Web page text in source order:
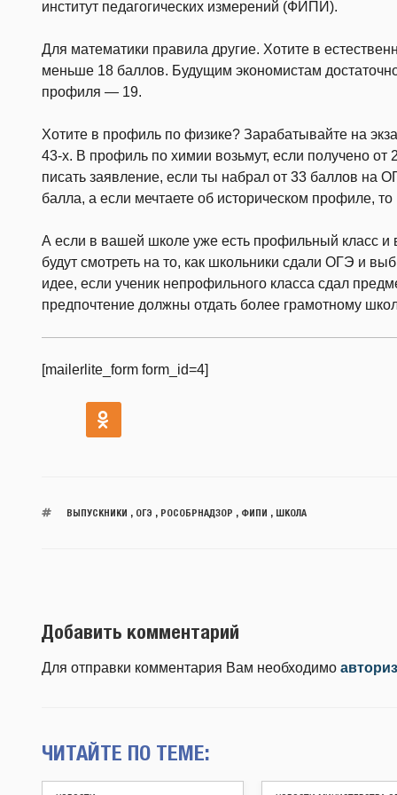
институт педагогических измерений (ФИПИ).
Для математики правила другие. Хотите в
меньше 18 баллов. Будущим экономистам
профиля — 19.
Хотите в профиль по физике? Зарабатывайте на
43-х. В профиль по химии возьмут, если получено от
писать заявление, если ты набрал от 33 баллов на
балла, а если мечтаете об историческом профиле,
А если в вашей школе уже есть профильный класс и
будут смотреть на то, как школьники сдали ОГЭ и
идее, если ученик непрофильного класса сдал
предпочтение должны отдать более грамотному
[mailerlite_form form_id=4]
ВЫПУСКНИКИ ОГЭ РОСОБРНАДЗОР ФИПИ ШКОЛА
Добавить комментарий
Для отправки комментария Вам необходимо
ЧИТАЙТЕ ПО ТЕМЕ: